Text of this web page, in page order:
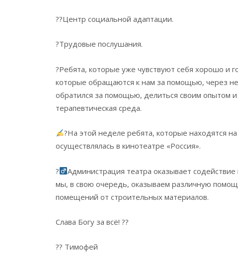
??Центр социальной адаптации.
?Трудовые послушания.
?Ребята, которые уже чувствуют себя хорошо и
которые обращаются к нам за помощью, через
обратился за помощью, делиться своим опытом
терапевтическая среда.
?На этой неделе ребята, которые находятся
осуществлялась в кинотеатре «Россия».
?‍
Администрация театра оказывает
мы, в свою очередь, оказываем различную
помещений от строительных материалов.
Слава Богу за всё! ??
?? Тимофей